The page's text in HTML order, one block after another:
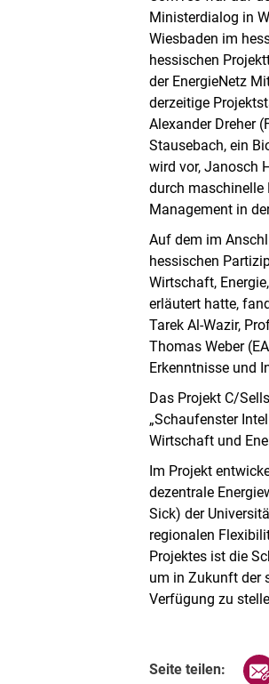
Ministerdialog in
Wiesbaden im
hessischen
der EnergieNetz
derzeitige
Alexander Dreher
Stausebach, ein
wird vor, Janosch
durch maschinelle
Management in
Auf dem im
hessischen
Wirtschaft,
erläutert hatte,
Tarek Al-Wazir,
Thomas Weber
Erkenntnisse und
Das Projekt C/
„Schaufenster
Wirtschaft und
Im Projekt
dezentrale
Sick) der
regionalen
Projektes ist die
um in Zukunft der
Verfügung zu
Seite teilen: